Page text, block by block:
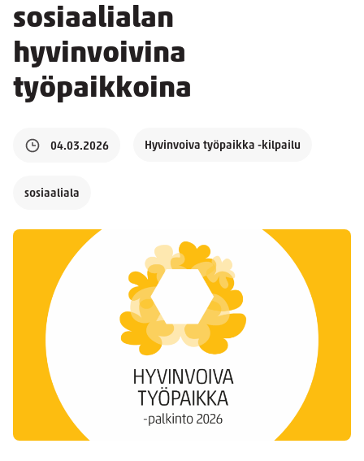
sosiaalialan
hyvinvoivina
työpaikkoina
04.03.2026 Hyvinvoiva työpaikka -kilpailu
sosiaaliala